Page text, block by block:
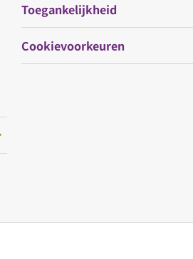
Toegankelijkheid
Cookievoorkeuren